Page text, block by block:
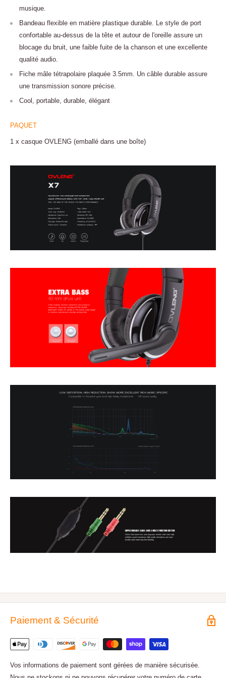
musique.
Bandeau flexible en matière plastique durable. Le style de port
confortable au-dessus de la tête et autour de l'oreille assure un
blocage du bruit, une faible fuite de la chanson et une excellente
qualité audio.
Fiche mâle tétrapolaire plaquée 3.5mm. Un câble durable assure
une transmission sonore précise.
Cool, portable, durable, élégant
PAQUET
1 x casque OVLENG (emballé dans une boîte)
Paiement & Sécurité
Vos informations de paiement sont gérées de manière sécurisée.